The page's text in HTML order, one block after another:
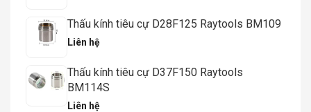
Thấu kính tiêu cự D28F125 Raytools BM109
Liên hệ
Thấu kính tiêu cự D37F150 Raytools
BM114S
Liên hệ